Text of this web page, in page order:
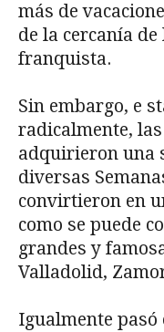
más de
de la cercanía
franquista.
Sin embargo, e
radicalmente,
adquirieron una
diversas
convirtieron en
como se puede
grandes y
Valladolid,
Igualmente pasó